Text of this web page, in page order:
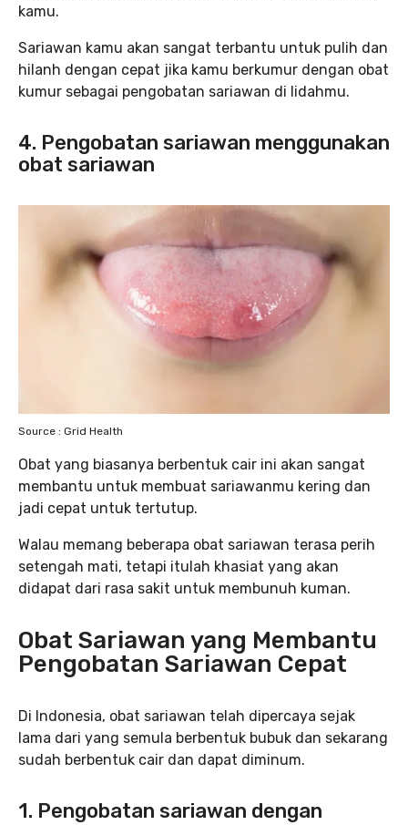
kamu.
Sariawan kamu akan sangat terbantu untuk pulih dan
hilanh dengan cepat jika kamu berkumur dengan obat
kumur sebagai pengobatan sariawan di lidahmu.
4. Pengobatan sariawan menggunakan
obat sariawan
Source : Grid Health
Obat yang biasanya berbentuk cair ini akan sangat
membantu untuk membuat sariawanmu kering dan
jadi cepat untuk tertutup.
Walau memang beberapa obat sariawan terasa perih
setengah mati, tetapi itulah khasiat yang akan
didapat dari rasa sakit untuk membunuh kuman.
Obat Sariawan yang Membantu
Pengobatan Sariawan Cepat
Di Indonesia, obat sariawan telah dipercaya sejak
lama dari yang semula berbentuk bubuk dan sekarang
sudah berbentuk cair dan dapat diminum.
1. Pengobatan sariawan dengan